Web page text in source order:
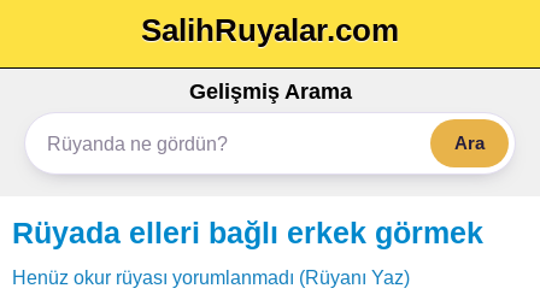
SalihRuyalar.com
Gelişmiş Arama
Ara
Rüyada elleri bağlı erkek görmek
Henüz okur rüyası yorumlanmadı (Rüyanı Yaz)